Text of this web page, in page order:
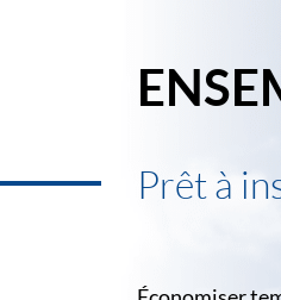
Prêt à